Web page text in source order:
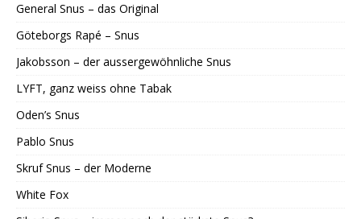
General Snus – das Original
Göteborgs Rapé – Snus
Jakobsson – der aussergewöhnliche Snus
LYFT, ganz weiss ohne Tabak
Oden’s Snus
Pablo Snus
Skruf Snus – der Moderne
White Fox